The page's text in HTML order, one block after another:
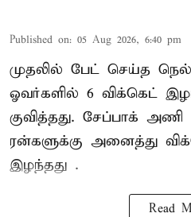
Published on: 05 Aug 2026, 6:40 pm
முதலில் பேட் செய்த
ஓவர்களில் 6 விக்கெட்
குவித்தது. சேப்பாக் அணி
ரன்களுக்கு அனைத்து
இழந்தது .
Read